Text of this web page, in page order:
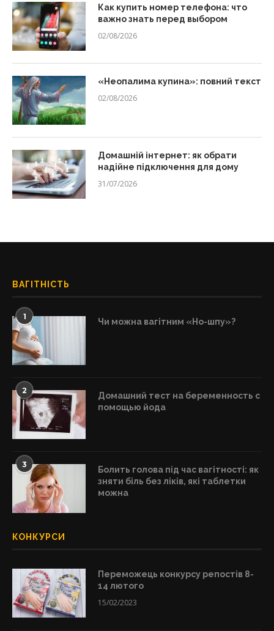
Как купить номер телефона: что
важно знать перед выбором
02/08/2026
«Неопалима купина»: повний текст
02/08/2026
Домашній інтернет: як обрати
надійне підключення для дому
31/07/2026
ВАГІТНІСТЬ
1 Чи можна вагітним «Но-шпу»?
2
Домашний тест на беременность с
помощью йода
3
Болить голова під час вагітності: як
зняти біль без ліків, які таблетки
можна
КОНКУРСИ
Переможець конкурсу репостів 8-
14 лютого
15/02/2023